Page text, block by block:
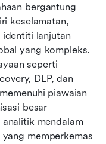
bergantung
keselamatan,
identiti lanjutan
yang kompleks.
seperti
DLP, dan
piawaian
besar
mendalam
memperkemas